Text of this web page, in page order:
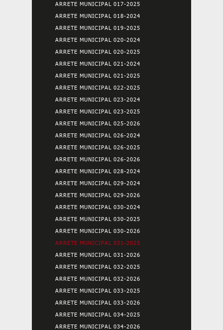
ARRETE MUNICIPAL 017-2025
ARRETE MUNICIPAL 018-2024
ARRETE MUNICIPAL 019-2025
ARRETE MUNICIPAL 020-2024
ARRETE MUNICIPAL 020-2025
ARRETE MUNICIPAL 021-2024
ARRETE MUNICIPAL 021-2025
ARRETE MUNICIPAL 022-2025
ARRETE MUNICIPAL 023-2024
ARRETE MUNICIPAL 023-2025
ARRETE MUNICIPAL 025-2026
ARRETE MUNICIPAL 026-2024
ARRETE MUNICIPAL 026-2025
ARRETE MUNICIPAL 026-2026
ARRETE MUNICIPAL 028-2024
ARRETE MUNICIPAL 029-2024
ARRETE MUNICIPAL 029-2026
ARRETE MUNICIPAL 030-2024
ARRETE MUNICIPAL 030-2025
ARRETE MUNICIPAL 030-2026
ARRETE MUNICIPAL 031-2025
ARRETE MUNICIPAL 031-2026
ARRETE MUNICIPAL 032-2025
ARRETE MUNICIPAL 032-2026
ARRETE MUNICIPAL 033-2025
ARRETE MUNICIPAL 033-2026
ARRETE MUNICIPAL 034-2025
ARRETE MUNICIPAL 034-2026